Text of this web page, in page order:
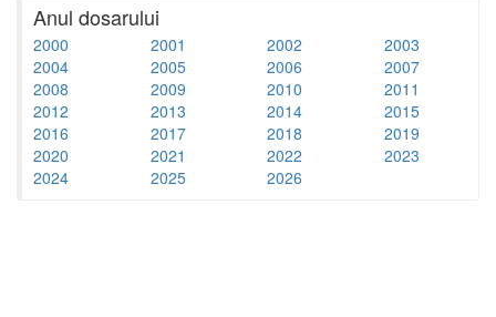
Anul dosarului
2000 2001 2002
2003
2004
2005 2006
2007
2008
2009 2010
2011
2012
2013 2014
2015
2016
2017 2018
2019
2020
2021 2022
2023
2024
2025 2026